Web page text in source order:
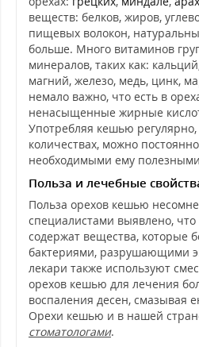
веществ: белков, жиров,
пищевых волокон,
больше. Много витаминов
минералов, таких как:
магний, железо, медь, цинк,
немало важно, что есть в
ненасыщенные жирные
Употребляя кешью
количествах, можно
необходимыми ему
Польза и лечебные
Польза орехов кешью
специалистами выявлено,
содержат вещества, которые
бактериями, разрушающими
лекари также используют
орехов кешью для лечения
воспаления десен, смазывая
Орехи кешью и в нашей
стоматологами.